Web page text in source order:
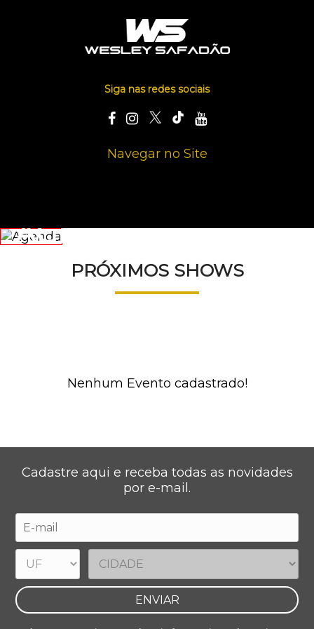
Siga nas redes sociais
Navegar no Site
AGENDA
PRÓXIMOS SHOWS
Nenhum Evento cadastrado!
Cadastre aqui e receba todas as novidades
por e-mail.